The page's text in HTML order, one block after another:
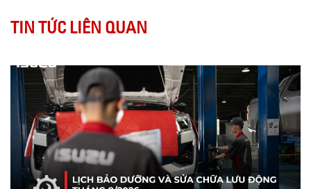
TIN TỨC LIÊN QUAN